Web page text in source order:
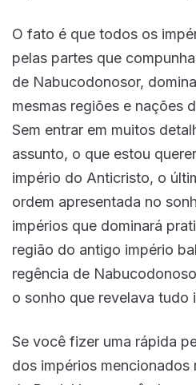
O fato é que todos os
pelas partes que
de Nabucodonosor,
mesmas regiões e nações
Sem entrar em muitos
assunto, o que estou
império do Anticristo, o
ordem apresentada no
impérios que dominará
região do antigo império
regência de
o sonho que revelava tudo
Se você fizer uma rápida
dos impérios mencionados